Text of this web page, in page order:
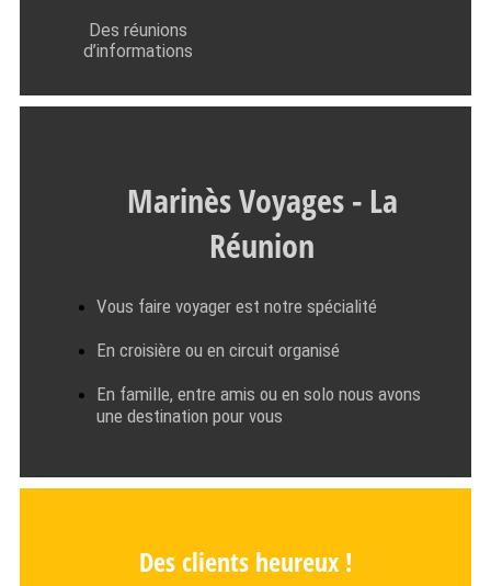
Des réunions
d’informations
Marinès Voyages - La
Réunion
Vous faire voyager est notre spécialité
En croisière ou en circuit organisé
En famille, entre amis ou en solo nous avons
une destination pour vous
Des clients heureux !